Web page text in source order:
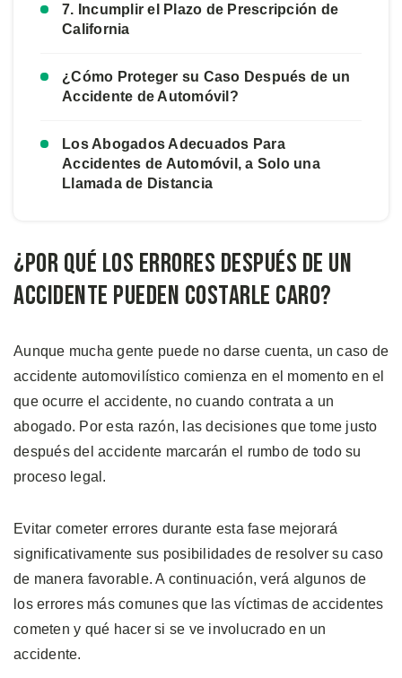
7. Incumplir el Plazo de Prescripción de
California
¿Cómo Proteger su Caso Después de un
Accidente de Automóvil?
Los Abogados Adecuados Para
Accidentes de Automóvil, a Solo una
Llamada de Distancia
¿Por Qué los Errores Después de un
Accidente Pueden Costarle Caro?
Aunque mucha gente puede no darse cuenta, un caso de
accidente automovilístico comienza en el momento en el
que ocurre el accidente, no cuando contrata a un
abogado. Por esta razón, las decisiones que tome justo
después del accidente marcarán el rumbo de todo su
proceso legal.
Evitar cometer errores durante esta fase mejorará
significativamente sus posibilidades de resolver su caso
de manera favorable. A continuación, verá algunos de
los errores más comunes que las víctimas de accidentes
cometen y qué hacer si se ve involucrado en un
accidente.